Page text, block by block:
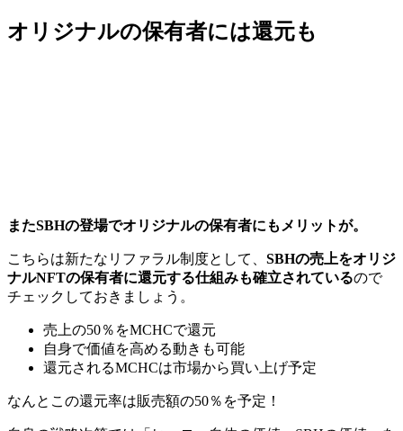
オリジナルの保有者には還元も
またSBHの登場でオリジナルの保有者にもメリットが。
こちらは新たなリファラル制度として、 SBHの売上をオリジ
ナルNFTの保有者に還元する仕組みも確立されているので
チェックしておきましょう。
売上の50％をMCHCで還元
自身で価値を高める動きも可能
還元されるMCHCは市場から買い上げ予定
なんとこの還元率は販売額の50％を予定！